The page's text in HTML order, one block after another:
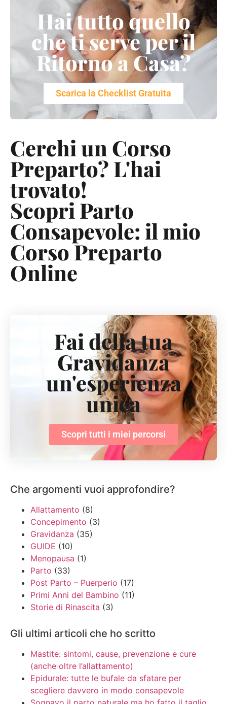
Hai tutto quello
che ti serve per il
Ritorno a Casa?
Scarica la Checklist Gratuita
Cerchi un Corso
Preparto? L'hai
trovato!
Scopri Parto
Consapevole: il mio
Corso Preparto
Online
Fai della tua
Gravidanza
un'esperienza
unica
Scopri tutti i miei percorsi
Che argomenti vuoi approfondire?
Allattamento (8)
Concepimento (3)
Gravidanza (35)
GUIDE (10)
Menopausa (1)
Parto (33)
Post Parto – Puerperio (17)
Primi Anni del Bambino (11)
Storie di Rinascita (3)
Gli ultimi articoli che ho scritto
Mastite: sintomi, cause, prevenzione e cure
(anche oltre l’allattamento)
Epidurale: tutte le bufale da sfatare per
scegliere davvero in modo consapevole